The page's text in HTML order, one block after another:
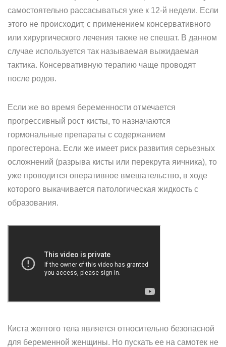
самостоятельно рассасываться уже к 12-й недели. Если
этого не происходит, с применением консервативного
или хирургического лечения также не спешат. В данном
случае используется так называемая выжидаемая
тактика. Консервативную терапию чаще проводят
после родов.
Если же во время беременности отмечается
прогрессивный рост кисты, то назначаются
гормональные препараты с содержанием
прогестерона. Если же имеет риск развития серьезных
осложнений (разрыва кисты или перекрута яичника), то
уже проводится оперативное вмешательство, в ходе
которого выкачивается патологическая жидкость с
образования.
Киста желтого тела является относительно безопасной
для беременной женщины. Но пускать ее на самотек не